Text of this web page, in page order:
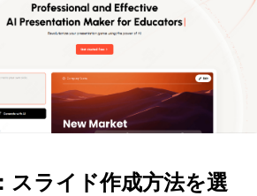
スライド作成方法を選